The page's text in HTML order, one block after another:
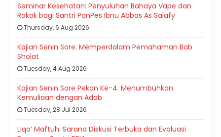
Seminar Kesehatan: Penyuluhan Bahaya Vape dan
Rokok bagi Santri PonPes Ibnu Abbas As Salafy
Thursday, 6 Aug 2026
Kajian Senin Sore: Memperdalam Pemahaman Bab
Sholat
Tuesday, 4 Aug 2026
Kajian Senin Sore Pekan Ke-4: Menumbuhkan
Kemuliaan dengan Adab
Tuesday, 28 Jul 2026
Liqo’ Maftuh: Sarana Diskusi Terbuka dan Evaluasi